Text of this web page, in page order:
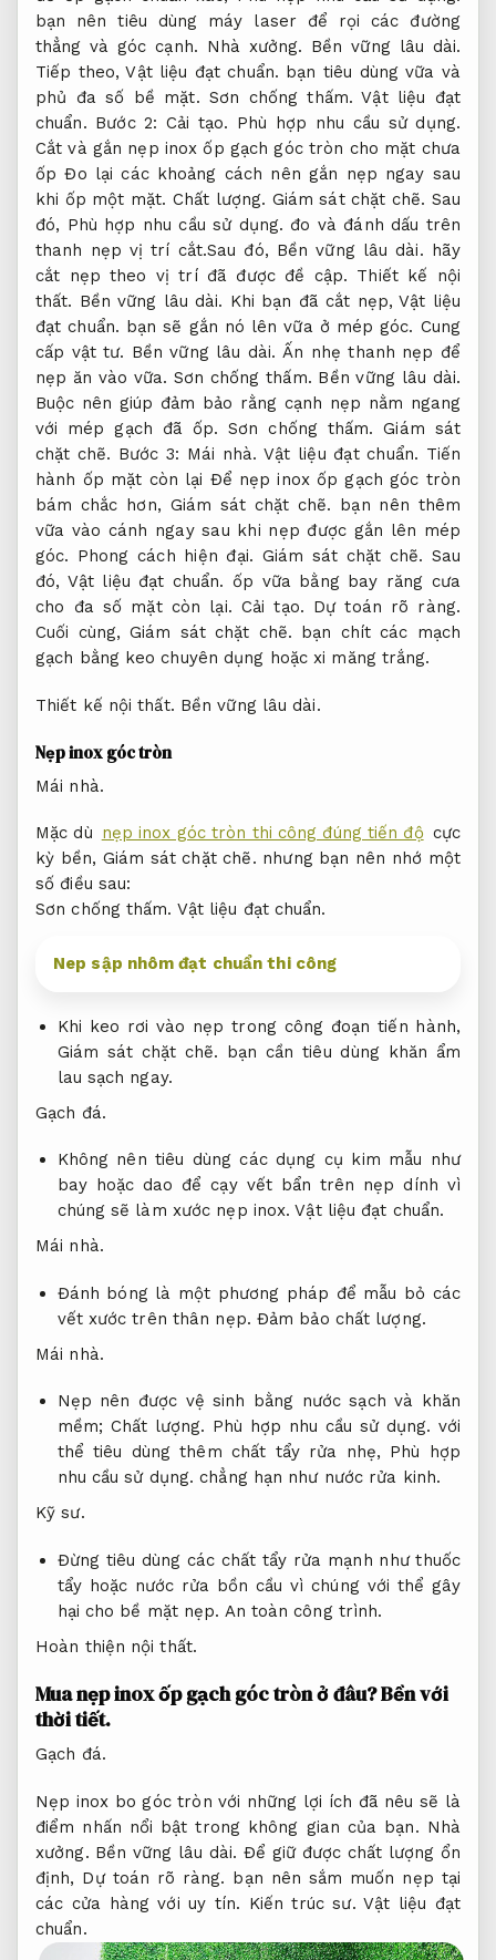
bạn nên tiêu dùng máy laser để rọi các đường
thẳng và góc cạnh. Nhà xưởng. Bền vững lâu dài.
Tiếp theo,Vật liệu đạt chuẩn. bạn tiêu dùng vữa và
phủ đa số bề mặt. Sơn chống thấm. Vật liệu đạt
chuẩn. Bước 2:Cải tạo. Phù hợp nhu cầu sử dụng.
Cắt và gắn nẹp inox ốp gạch góc tròn cho mặt chưa
ốp Đo lại các khoảng cách nên gắn nẹp ngay sau
khi ốp một mặt. Chất lượng. Giám sát chặt chẽ. Sau
đó, Phù hợp nhu cầu sử dụng. đo và đánh dấu trên
thanh nẹp vị trí cắt.Sau đó, Bền vững lâu dài. hãy
cắt nẹp theo vị trí đã được đề cập. Thiết kế nội
thất. Bền vững lâu dài. Khi bạn đã cắt nẹp,Vật liệu
đạt chuẩn. bạn sẽ gắn nó lên vữa ở mép góc. Cung
cấp vật tư. Bền vững lâu dài. Ấn nhẹ thanh nẹp để
nẹp ăn vào vữa.Sơn chống thấm. Bền vững lâu dài.
Buộc nên giúp đảm bảo rằng cạnh nẹp nằm ngang
với mép gạch đã ốp.Sơn chống thấm. Giám sát
chặt chẽ. Bước 3: Mái nhà. Vật liệu đạt chuẩn. Tiến
hành ốp mặt còn lại Để nẹp inox ốp gạch góc tròn
bám chắc hơn, Giám sát chặt chẽ. bạn nên thêm
vữa vào cánh ngay sau khi nẹp được gắn lên mép
góc. Phong cách hiện đại. Giám sát chặt chẽ. Sau
đó, Vật liệu đạt chuẩn. ốp vữa bằng bay răng cưa
cho đa số mặt còn lại. Cải tạo. Dự toán rõ ràng.
Cuối cùng,Giám sát chặt chẽ. bạn chít các mạch
gạch bằng keo chuyên dụng hoặc xi măng trắng.
Thiết kế nội thất. Bền vững lâu dài.
Nẹp inox góc tròn
Mái nhà.
Mặc dù nẹp inox góc tròn thi công đúng tiến độ cực
kỳ bền, Giám sát chặt chẽ. nhưng bạn nên nhớ một
số điều sau:
Sơn chống thấm. Vật liệu đạt chuẩn.
Nep sập nhôm đạt chuẩn thi công
Khi keo rơi vào nẹp trong công đoạn tiến hành,
Giám sát chặt chẽ. bạn cần tiêu dùng khăn ẩm
lau sạch ngay.
Gạch đá.
Không nên tiêu dùng các dụng cụ kim mẫu như
bay hoặc dao để cạy vết bẩn trên nẹp dính vì
chúng sẽ làm xước nẹp inox.Vật liệu đạt chuẩn.
Mái nhà.
Đánh bóng là một phương pháp để mẫu bỏ các
vết xước trên thân nẹp. Đảm bảo chất lượng.
Mái nhà.
Nẹp nên được vệ sinh bằng nước sạch và khăn
mềm; Chất lượng. Phù hợp nhu cầu sử dụng. với
thể tiêu dùng thêm chất tẩy rửa nhẹ, Phù hợp
nhu cầu sử dụng. chẳng hạn như nước rửa kinh.
Kỹ sư.
Đừng tiêu dùng các chất tẩy rửa mạnh như thuốc
tẩy hoặc nước rửa bồn cầu vì chúng với thể gây
hại cho bề mặt nẹp. An toàn công trình.
Hoàn thiện nội thất.
Mua nẹp inox ốp gạch góc tròn ở đâu?Bền với
thời tiết.
Gạch đá.
Nẹp inox bo góc tròn với những lợi ích đã nêu sẽ là
điểm nhấn nổi bật trong không gian của bạn. Nhà
xưởng. Bền vững lâu dài. Để giữ được chất lượng ổn
định, Dự toán rõ ràng. bạn nên sắm muốn nẹp tại
các cửa hàng với uy tín. Kiến trúc sư. Vật liệu đạt
chuẩn.